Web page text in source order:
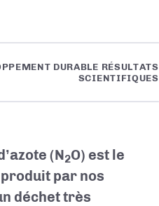
DURABLE RÉSULTATS
SCIENTIFIQUES
(N2O) est le
par nos
déchet très